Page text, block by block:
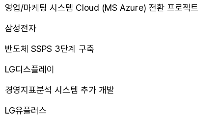
영업/마케팅 시스템 Cloud (MS Azure) 전환 프로젝트
삼성전자
반도체 SSPS 3단계 구축
LG디스플레이
경영지표분석 시스템 추가 개발
LG유플러스